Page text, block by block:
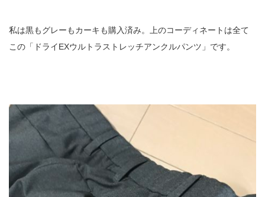
私は黒もグレーもカーキも購入済み。上のコーディネートは全て
この「ドライEXウルトラストレッチアンクルパンツ」です。